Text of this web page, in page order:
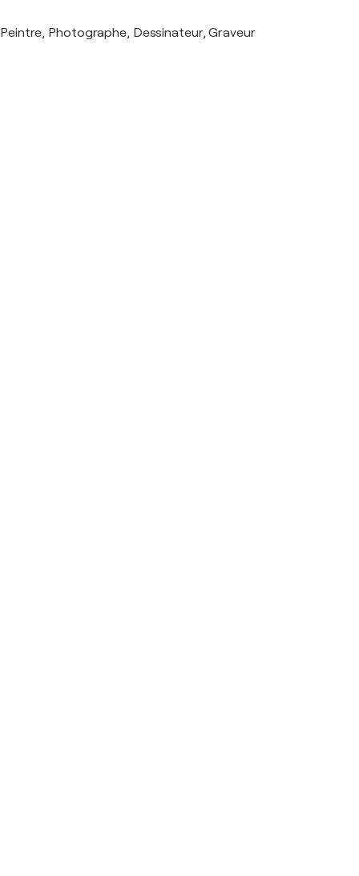
Peintre, Photographe, Dessinateur, Graveur